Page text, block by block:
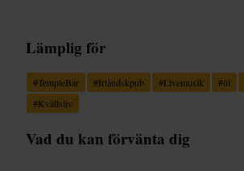
Lämplig för
#TempleBar #Irländskpub #Livemusik #öl
#Kvällsliv
Vad du kan förvänta dig